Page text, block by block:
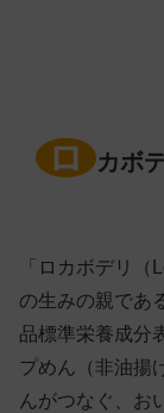
ロ
カボ
「ロカボデリ（
の生みの親であ
品標準栄養成分
プめん（非油揚
んがつなぐ、お